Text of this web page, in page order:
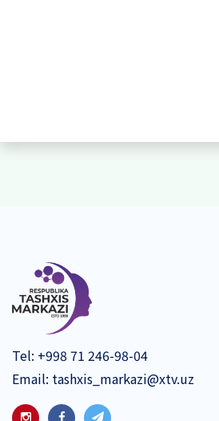
Tel: +998 71 246-98-04
Email: tashxis_markazi@xtv.uz